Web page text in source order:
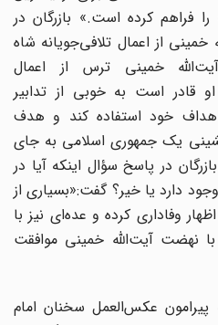
فراهم کرده است.» بازرگان در
از اعمال تلافی‌جویانه شاه
خمینی ترس از اعمال
قادر است به خوبی از تدابیر
خود استفاده کند و هدف
یک جمهوری اسلامی به جای
در پاسخ سؤال اینکه آیا در
دارد یا خیر؟ گفت:«بسیاری از
وفاداری کرده و عده‌ای نیز با
نهضت آیت‌الله خمینی موافقت
پیرامون عکس‌العمل سخنان امام